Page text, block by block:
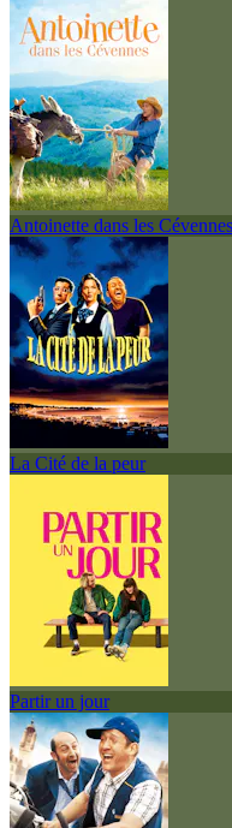
Antoinette dans les Cévennes
La Cité de la peur
Partir un jour